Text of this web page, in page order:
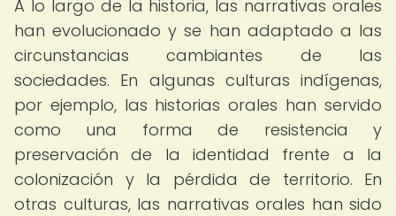
A lo largo de la historia, las narrativas orales
han evolucionado y se han adaptado a las
circunstancias cambiantes de las
sociedades. En algunas culturas indígenas,
por ejemplo, las historias orales han servido
como una forma de resistencia y
preservación de la identidad frente a la
colonización y la pérdida de territorio. En
otras culturas, las narrativas orales han sido